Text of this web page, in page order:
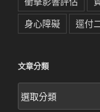
身心障礙
逕付
文章分類
文
章